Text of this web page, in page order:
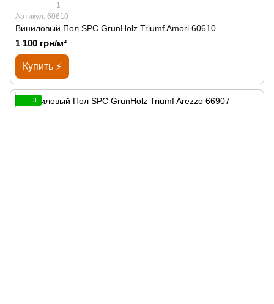
1
Артикул: 60610
Виниловый Пол SPС GrunHolz Triumf Amori 60610
1 100 грн/м²
Купить ⚡
3